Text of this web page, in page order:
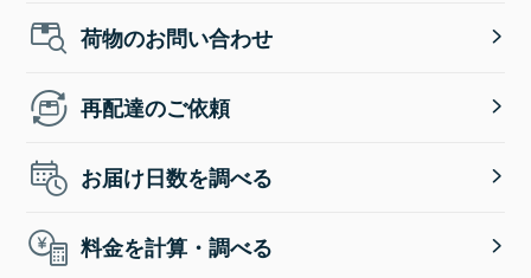
荷物のお問い合わせ
再配達のご依頼
お届け日数を調べる
料金を計算・調べる